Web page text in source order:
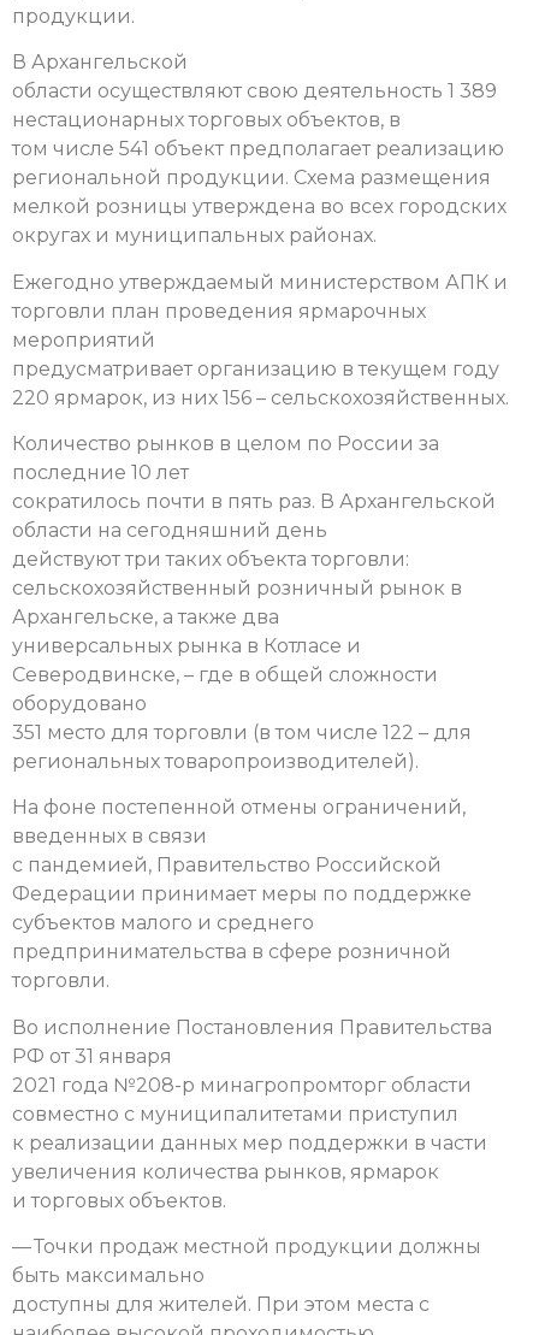
продукции.
В Архангельской
области осуществляют свою деятельность 1 389
нестационарных торговых объектов, в
том числе 541 объект предполагает реализацию
региональной продукции. Схема размещения
мелкой розницы утверждена во всех городских
округах и муниципальных районах.
Ежегодно утверждаемый министерством АПК и
торговли план проведения ярмарочных
мероприятий
предусматривает организацию в текущем году
220 ярмарок, из них 156 – сельскохозяйственных.
Количество рынков в целом по России за
последние 10 лет
сократилось почти в пять раз. В Архангельской
области на сегодняшний день
действуют три таких объекта торговли:
сельскохозяйственный розничный рынок в
Архангельске, а также два
универсальных рынка в Котласе и
Северодвинске, – где в общей сложности
оборудовано
351 место для торговли (в том числе 122 – для
региональных товаропроизводителей).
На фоне постепенной отмены ограничений,
введенных в связи
с пандемией, Правительство Российской
Федерации принимает меры по поддержке
субъектов малого и среднего
предпринимательства в сфере розничной
торговли.
Во исполнение Постановления Правительства
РФ от 31 января
2021 года №208-р минагропромторг области
совместно с муниципалитетами приступил
к реализации данных мер поддержки в части
увеличения количества рынков, ярмарок
и торговых объектов.
— Точки продаж местной продукции должны
быть максимально
доступны для жителей. При этом места с